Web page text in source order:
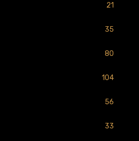
21
35
80
104
56
33